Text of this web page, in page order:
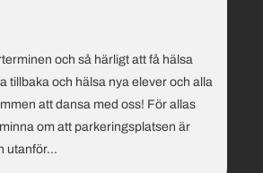
och så härligt att få hälsa
tillbaka och hälsa nya elever och alla
att dansa med oss! För allas
om att parkeringsplatsen är
utanför...